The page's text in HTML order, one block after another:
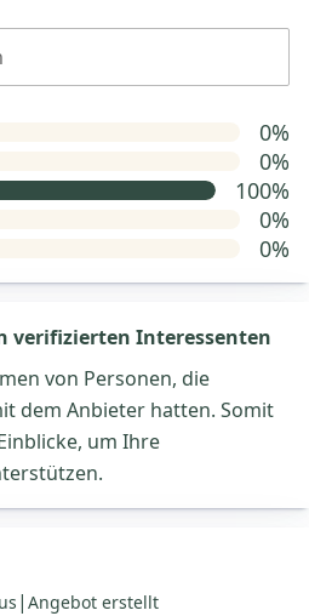
0%
0%
100%
0%
0%
verifizierten Interessenten
von Personen, die
dem Anbieter hatten. Somit
um Ihre
| Angebot erstellt